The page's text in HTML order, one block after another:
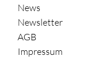
News
Newsletter
AGB
Impressum